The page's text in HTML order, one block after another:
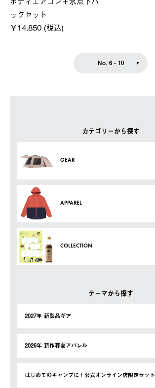
カテゴリーから探す
GEAR
APPAREL
COLLECTION
テーマから探す
2027年 新製品ギア
2026年 新作春夏アパレル
はじめてのキャンプに！公式オンライン店限定セット
ックセット
￥14,850 (税込)
No. 6 - 10